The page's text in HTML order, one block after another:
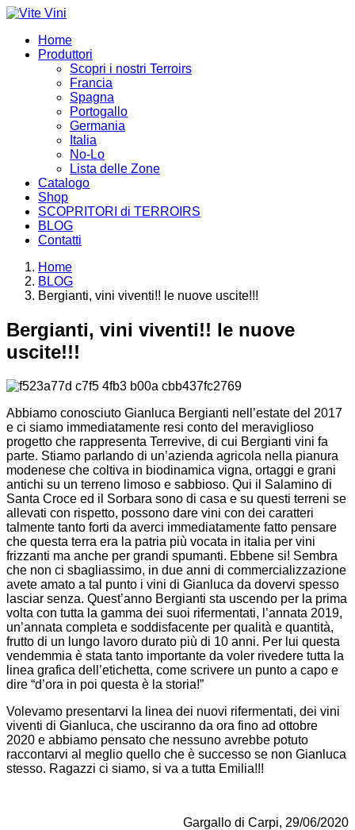
Home
Produttori
Scopri i nostri Terroirs
Francia
Spagna
Portogallo
Germania
Italia
No-Lo
Lista delle Zone
Catalogo
Shop
SCOPRITORI di TERROIRS
BLOG
Contatti
Home
BLOG
Bergianti, vini viventi!! le nuove uscite!!!
Bergianti, vini viventi!! le nuove
uscite!!!
Abbiamo conosciuto Gianluca Bergianti nell’estate del 2017
e ci siamo immediatamente resi conto del meraviglioso
progetto che rappresenta Terrevive, di cui Bergianti vini fa
parte. Stiamo parlando di un’azienda agricola nella pianura
modenese che coltiva in biodinamica vigna, ortaggi e grani
antichi su un terreno limoso e sabbioso. Qui il Salamino di
Santa Croce ed il Sorbara sono di casa e su questi terreni se
allevati con rispetto, possono dare vini con dei caratteri
talmente tanto forti da averci immediatamente fatto pensare
che questa terra era la patria più vocata in italia per vini
frizzanti ma anche per grandi spumanti. Ebbene si! Sembra
che non ci sbagliassimo, in due anni di commercializzazione
avete amato a tal punto i vini di Gianluca da dovervi spesso
lasciar senza. Quest’anno Bergianti sta uscendo per la prima
volta con tutta la gamma dei suoi rifermentati, l’annata 2019,
un’annata completa e soddisfacente per qualità e quantità,
frutto di un lungo lavoro durato più di 10 anni. Per lui questa
vendemmia è stata tanto importante da voler rivedere tutta la
linea grafica dell’etichetta, come scrivere un punto a capo e
dire “d’ora in poi questa è la storia!”
Volevamo presentarvi la linea dei nuovi rifermentati, dei vini
viventi di Gianluca, che usciranno da ora fino ad ottobre
2020 e abbiamo pensato che nessuno avrebbe potuto
raccontarvi al meglio quello che è successo se non Gianluca
stesso. Ragazzi ci siamo, si va a tutta Emilia!!!
Gargallo di Carpi, 29/06/2020